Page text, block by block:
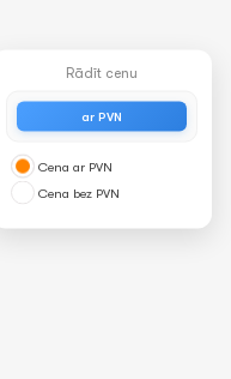
Rādīt cenu
ar PVN
Cena ar PVN
Cena bez PVN